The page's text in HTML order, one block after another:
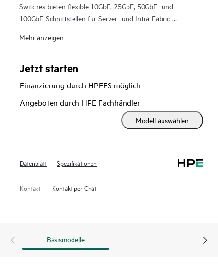
Switches bieten flexible 10GbE, 25GbE, 50GbE- und
100GbE-Schnittstellen für Server- und Intra-Fabric-
Leaf-Bereitstellungen in Unternehmens-, Service Provider-
Routing-Anwendungsfälle.
Juniper Apstra Software, die den gesamten
Netzwerklebenszyklus automatisiert, um Design,
Bereitstellung und Betrieb zu vereinfachen und eine Closed-
Mehr anzeigen
Jetzt starten
Finanzierung durch HPEFS möglich
Angeboten durch HPE Fachhändler
Modell auswählen
Datenblatt Spezifikationen
Kontakt Kontakt per Chat
Basismodelle